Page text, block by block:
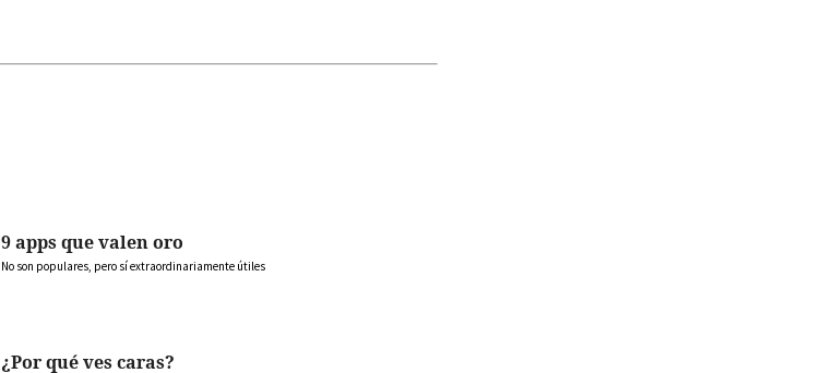
9 apps que valen oro
No son populares, pero sí extraordinariamente útiles
¿Por qué ves caras?